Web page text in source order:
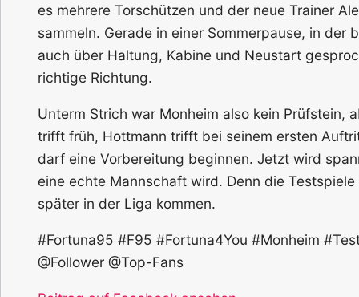
es mehrere Torschützen und der neue Trainer
sammeln. Gerade in einer Sommerpause, in der
auch über Haltung, Kabine und Neustart
richtige Richtung.
Unterm Strich war Monheim also kein Prüfstein,
trifft früh, Hottmann trifft bei seinem ersten
darf eine Vorbereitung beginnen. Jetzt wird
eine echte Mannschaft wird. Denn die
später in der Liga kommen.
#Fortuna95 #F95 #Fortuna4You #Monheim
@Follower @Top-Fans